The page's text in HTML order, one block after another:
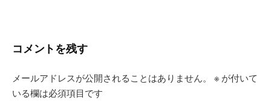
コメントを残す
メールアドレスが公開されることはありません。 ※ が付いて
いる欄は必須項目です